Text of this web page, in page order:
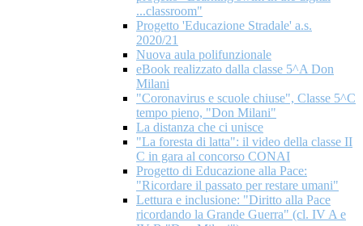
...classroom"
Progetto 'Educazione Stradale' a.s.
2020/21
Nuova aula polifunzionale
eBook realizzato dalla classe 5^A Don
Milani
"Coronavirus e scuole chiuse", Classe 5^C
tempo pieno, "Don Milani"
La distanza che ci unisce
"La foresta di latta": il video della classe II
C in gara al concorso CONAI
Progetto di Educazione alla Pace:
"Ricordare il passato per restare umani"
Lettura e inclusione: "Diritto alla Pace
ricordando la Grande Guerra" (cl. IV A e